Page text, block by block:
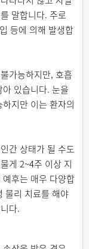
말합니다. 주로
등에 의해 발생합
가능하지만, 호흡
있습니다. 눈을
지만 이는 환자의
간 상태가 될 수도
게 2~4주 이상 지
후는 매우 다양합
물리 치료를 해야
다.